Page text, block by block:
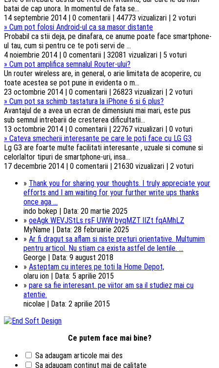
batai de cap unora. In momentul de fata se...
14 septembrie 2014 | 0 comentarii | 44773 vizualizari | 2 voturi
» Cum pot folosi Android-ul ca sa masor distante
Probabil ca stii deja, pe dinafara, ce anume poate face smartphone-
ul tau, cum si pentru ce te poti servi de ...
4 noiembrie 2014 | 0 comentarii | 32081 vizualizari | 5 voturi
» Cum pot amplifica semnalul Router-ului?
Un router wireless are, in general, o arie limitata de acoperire, cu
toate acestea se pot pune in evidenta o m...
23 octombrie 2014 | 0 comentarii | 26823 vizualizari | 2 voturi
» Cum pot sa schimb tastatura la iPhone 6 si 6 plus?
Avantajul de a avea un ecran de dimensiuni mai mari, este pus
sub semnul intrebarii de cresterea dificultatii...
13 octombrie 2014 | 0 comentarii | 22767 vizualizari | 0 voturi
» Cateva smecherii interesante pe care le poti face cu LG G3
Lg G3 are foarte multe facilitati interesante , uzuale si comune si
celorlaltor tipuri de smartphone-uri, insa...
17 decembrie 2014 | 0 comentarii | 21630 vizualizari | 2 voturi
» Thank you for sharing your thoughts. I truly appreciate your
efforts and I am waiting for your further write ups thanks
once aga ...
indo bokep | Data: 20 martie 2025
» oeAgk WEVJStLs rsF UWW byqMZT lIZt fqAMhLZ
MyName | Data: 28 februarie 2025
» Ar fi dragut sa aflam si niste preturi orientative. Multumim
pentru articol. Nu stiam ca exista astfel de lentile. ...
George | Data: 9 august 2018
» Asteptam cu interes pe toti la Home Depot,
olaru ion | Data: 5 aprilie 2015
» pare sa fie interesant. pe viitor am sa il studiez mai cu
atentie.
nicolae | Data: 2 aprilie 2015
Ce putem face mai bine?
Sa adaugam articole mai des
Sa adaugam continut mai de calitate